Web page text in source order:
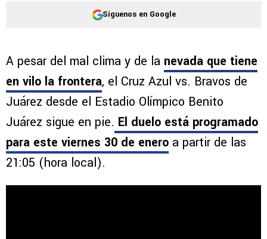
Síguenos en Google
A pesar del mal clima y de la nevada que tiene
en vilo la frontera, el Cruz Azul vs. Bravos de
Juárez desde el Estadio Olímpico Benito
Juárez sigue en pie. El duelo está programado
para este viernes 30 de enero a partir de las
21:05 (hora local).